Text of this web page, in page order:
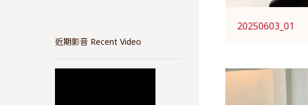
近期影音 Recent Video
20250603_01